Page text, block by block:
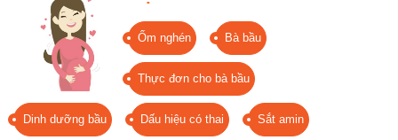
Ốm nghén Bà bầu
Thực đơn cho bà bầu
Dinh dưỡng bầu Dấu hiệu có thai Sắt amin